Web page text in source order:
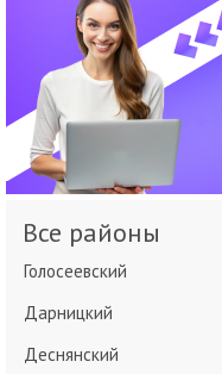
Все районы
Голосеевский
Дарницкий
Деснянский